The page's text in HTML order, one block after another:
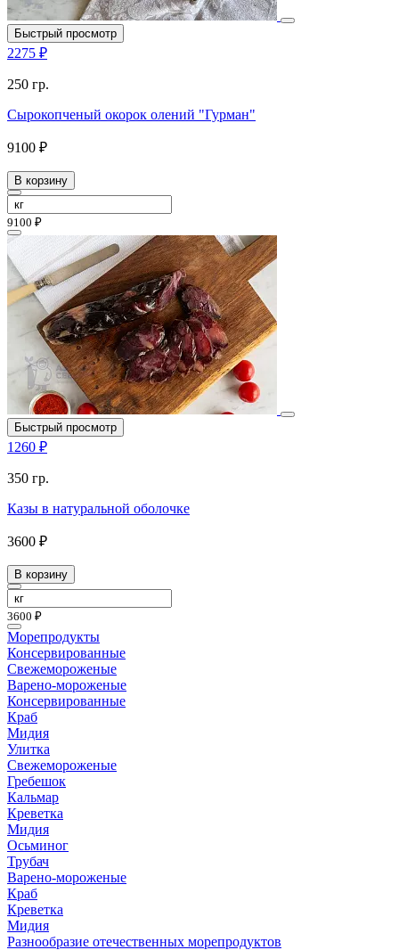
Быстрый просмотр
2275 ₽
250 гр.
Сырокопченый окорок олений "Гурман"
9100 ₽
В корзину
9100 ₽
Быстрый просмотр
1260 ₽
350 гр.
Казы в натуральной оболочке
3600 ₽
В корзину
3600 ₽
Морепродукты
Консервированные
Свежемороженые
Варено-мороженые
Консервированные
Краб
Мидия
Улитка
Свежемороженые
Гребешок
Кальмар
Креветка
Мидия
Осьминог
Трубач
Варено-мороженые
Краб
Креветка
Мидия
Разнообразие отечественных морепродуктов